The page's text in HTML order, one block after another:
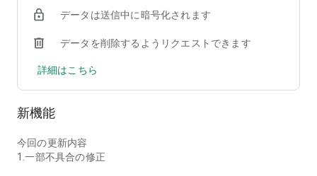
出撃を重ね、段階的にレベル上限に達した機装美少女は「昇
だけでなく、昇格ランク2に到達することで新しいアニメーシ
✦アプリ価格
※一部有料アイテムがございます
ご利用前に必ず利用規約をご確認ください。
データは送信中に暗号化されます
データを削除するようリクエストできます
詳細はこちら
新機能
今回の更新内容
1.一部不具合の修正